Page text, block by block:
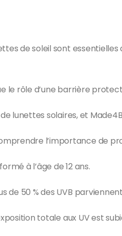
de soleil sont
le rôle d’une barrière
de lunettes solaires, et
l’importance de
à l’âge de 12 ans.
de 50 % des UVB
totale aux UV est